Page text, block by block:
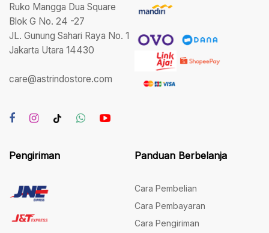
Ruko Mangga Dua Square
Blok G No. 24 -27
JL. Gunung Sahari Raya No. 1
Jakarta Utara 14430
care@astrindostore.com
Pengiriman Panduan Berbelanja
Cara Pembelian
Cara Pembayaran
Cara Pengiriman